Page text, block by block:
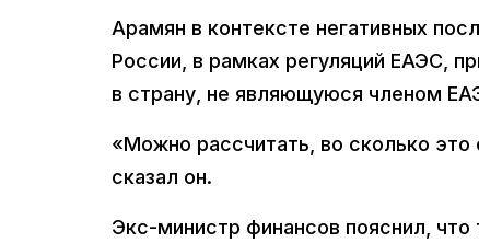
Арамян в контексте негативных
России, в рамках регуляций ЕАЭС,
в страну, не являющуюся членом
«Можно рассчитать, во сколько
сказал он.
Экс-министр финансов пояснил, что